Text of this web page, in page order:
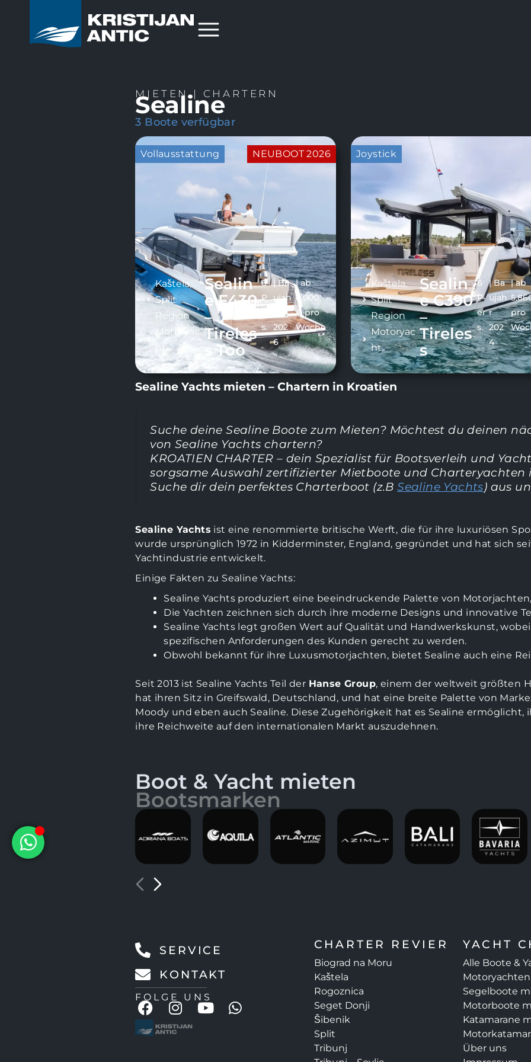
MIETEN | CHARTERN
Sealine
3 Boote verfügbar
Vollausstattung NEUBOOT 2026
Kaštela,
Split
Region
Motoryac
ht
Sealin
e F430
–
Tireles
s Too
6
P
s.
| Ba
ujah
202
6
| ab
8.000
€ pro
Woche
Joystick
Kaštela,
Split
Region
Motoryac
ht
Sealin
e C390
–
Tireles
s
6
P
er
s.
| Ba
ujah
r
202
4
| ab
pro
Sealine Yachts mieten – Chartern in Kroatien
Suche deine Sealine Boote zum Mieten? Möchtest du deinen
von Sealine Yachts chartern?
KROATIEN CHARTER – dein Spezialist für Bootsverleih und
sorgsame Auswahl zertifizierter Mietboote und Charteryachten
Suche dir dein perfektes Charterboot (z.BSealine Yachts) aus
Sealine Yachts ist eine renommierte britische Werft, die für ihre luxuriösen
wurde ursprünglich 1972 in Kidderminster, England, gegründet und hat sich
Yachtindustrie entwickelt.
Einige Fakten zu Sealine Yachts:
Sealine Yachts produziert eine beeindruckende Palette von
Die Yachten zeichnen sich durch ihre moderne Designs und innovative
Sealine Yachts legt großen Wert auf Qualität und Handwerkskunst,
spezifischen Anforderungen des Kunden gerecht zu werden.
Obwohl bekannt für ihre Luxusmotorjachten, bietet Sealine auch eine
Seit 2013 ist Sealine Yachts Teil der Hanse Group, einem der weltweit größten
hat ihren Sitz in Greifswald, Deutschland, und hat eine breite Palette von
Moody und eben auch Sealine. Diese Zugehörigkeit hat es Sealine
ihre Reichweite auf den internationalen Markt auszudehnen.
Boot & Yacht mieten
Bootsmarken
SERVICE
KONTAKT
FOLGE UNS
CHARTER REVIER
Biograd na Moru
Kaštela
Rogoznica
Seget Donji
Šibenik
Split
Tribunj
YACHT
Alle Boote &
Segelboote
Motorboote
Katamarane
Über uns